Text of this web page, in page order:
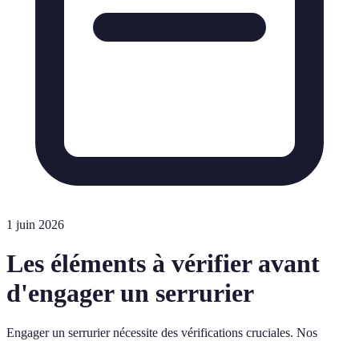
1 juin 2026
Les éléments à vérifier avant
d'engager un serrurier
Engager un serrurier nécessite des vérifications cruciales. Nos